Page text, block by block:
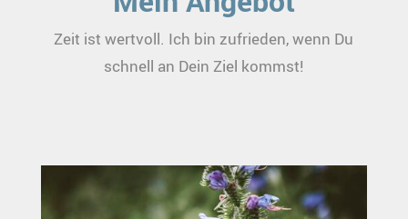
Zeit ist wertvoll. Ich bin zufrieden, wenn Du
schnell an Dein Ziel kommst!